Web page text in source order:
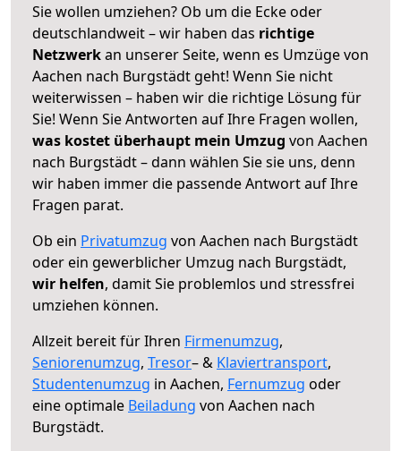
Sie wollen umziehen? Ob um die Ecke oder
deutschlandweit – wir haben das richtige
Netzwerkan unserer Seite, wenn es Umzüge von
Aachen nach Burgstädt geht! Wenn Sie nicht
weiterwissen – haben wir die richtige Lösung für
Sie! Wenn Sie Antworten auf Ihre Fragen wollen,
was kostet überhaupt mein Umzug von Aachen
nach Burgstädt – dann wählen Sie sie uns, denn
wir haben immer die passende Antwort auf Ihre
Fragen parat.
Ob ein Privatumzug von Aachen nach Burgstädt
oder ein gewerblicher Umzug nach Burgstädt,
wir helfen, damit Sie problemlos und stressfrei
umziehen können.
Allzeit bereit für Ihren Firmenumzug,
Seniorenumzug, Tresor– & Klaviertransport,
Studentenumzug in Aachen, Fernumzug oder
eine optimale Beiladung von Aachen nach
Burgstädt.